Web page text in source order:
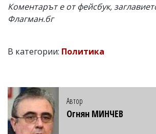
Коментарът е от фейсбук,
Флагман.бг
В категории: Политика
Автор
Огнян МИНЧЕВ